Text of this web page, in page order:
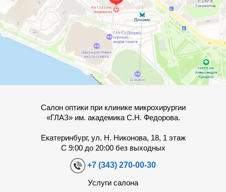
Салон оптики при клинике микрохирургии
«ГЛАЗ» им. академика С.Н. Федорова.
Екатеринбург, ул. Н. Никонова, 18, 1 этаж
С 9:00 до 20:00 без выходных
+7 (343) 270-00-30
Услуги салона